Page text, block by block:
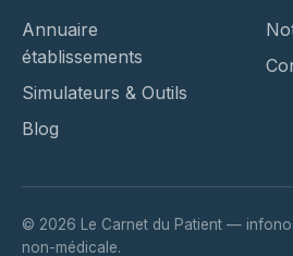
Annuaire
établissements
Simulateurs & Outils
Blog
© 2026 Le Carnet du Patient —
non-médicale.